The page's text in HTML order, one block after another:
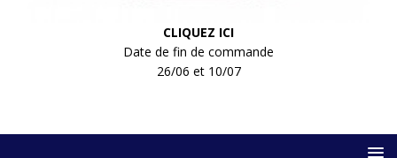
CLIQUEZ ICI
Date de fin de commande
26/06 et 10/07